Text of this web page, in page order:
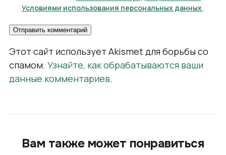
Условиями использования персональных данных .
Этот сайт использует Akismet для борьбы со
спамом. Узнайте, как обрабатываются ваши
данные комментариев.
Вам также может понравиться